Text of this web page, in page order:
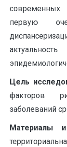
современных
первую
Цель
факторов
заболеваний
Материалы